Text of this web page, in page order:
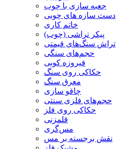
جعبه سازی با چوب
دست سازه های چوبی
خاتم کاری
پیکر تراشی (چوب)
تراش سنگ‌های قیمتی
حجم‌های سنگی
فیروزه کوبی
حکاکی روی سنگ
معرق سنگ
چاقو سازی
حجم‌های فلزی سنتی
حکاکی روی فلز
قلمزنی
مس‌گری
نقش برجسته بر مس